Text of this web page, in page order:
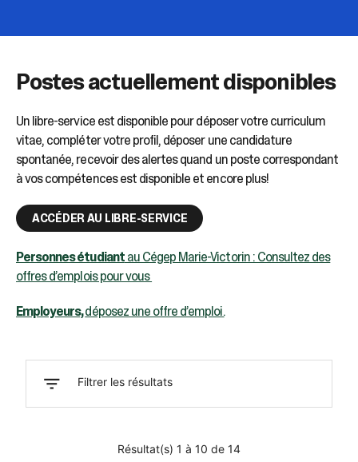
au
de
recherche
Les
utilisateurs
d'appareils
tactiles
peuvent
que
Postes actuellement disponibles
Un libre-service est disponible pour déposer votre curriculum
vitae, compléter votre profil, déposer une candidature
spontanée, recevoir des alertes quand un poste correspondant
à vos compétences est disponible et encore plus!
ACCÉDER AU LIBRE-SERVICE
Personnes étudiantau Cégep Marie-Victorin : Consultez des
offres d’emplois pour vous
Employeurs,déposez une offre d’emploi.
filter_list Filtrer les résultats
Résultat(s) 1 à 10 de 14